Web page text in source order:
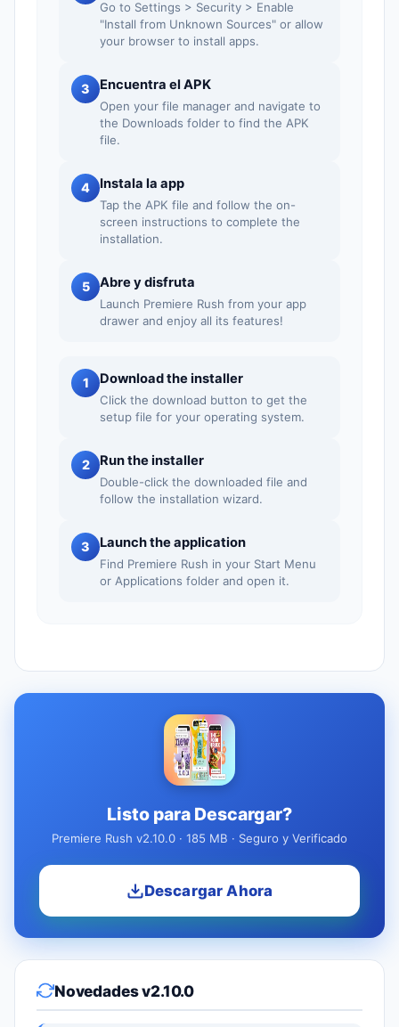
Go to Settings > Security > Enable
"Install from Unknown Sources" or allow
your browser to install apps.
3 Encuentra el APK
Open your file manager and navigate to
the Downloads folder to find the APK
file.
4 Instala la app
Tap the APK file and follow the on-
screen instructions to complete the
installation.
5 Abre y disfruta
Launch Premiere Rush from your app
drawer and enjoy all its features!
1 Download the installer
Click the download button to get the
setup file for your operating system.
2 Run the installer
Double-click the downloaded file and
follow the installation wizard.
3 Launch the application
Find Premiere Rush in your Start Menu
or Applications folder and open it.
Listo para Descargar?
Premiere Rush v2.10.0 · 185 MB · Seguro y Verificado
Descargar Ahora
Novedades v2.10.0